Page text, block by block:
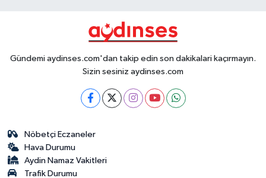
Gündemi aydinses.com'dan takip edin son dakikalari kaçırmayın.
Sizin sesiniz aydinses.com
Nöbetçi Eczaneler
Hava Durumu
Aydin Namaz Vakitleri
Trafik Durumu